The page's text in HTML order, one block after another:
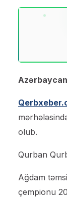
olub.
Qurban
Ağdam
çempionu